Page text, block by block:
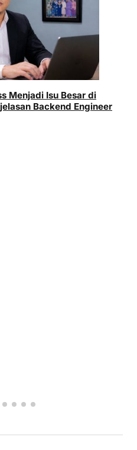
Menjadi Isu Besar di
Backend Engineer